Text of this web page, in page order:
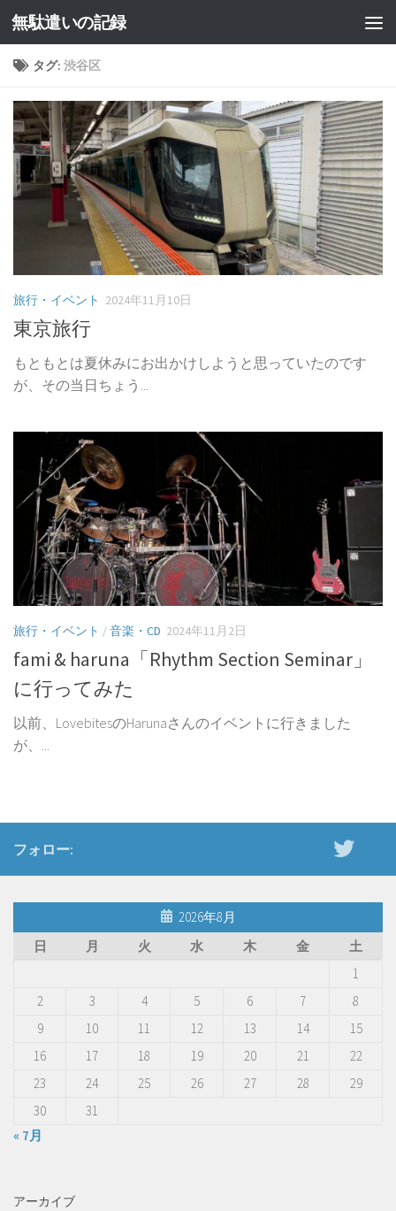
コンテンツへスキップ
無駄遣いの記録
タグ: 渋谷区
旅行・イベント 2024年11月10日
東京旅行
もともとは夏休みにお出かけしようと思っていたのです
が、その当日ちょう...
旅行・イベント /音楽・CD 2024年11月2日
fami & haruna「Rhythm Section Seminar」
に行ってみた
以前、LovebitesのHarunaさんのイベントに行きました
が、...
フォロー:
2026年8月
日
月 火 水 木 金
土
1
2
3 4 5 6 7
8
9
10 11 12 13 14
15
16
17 18 19 20 21
22
23
24 25 26 27 28
29
30
31
« 7月
アーカイブ